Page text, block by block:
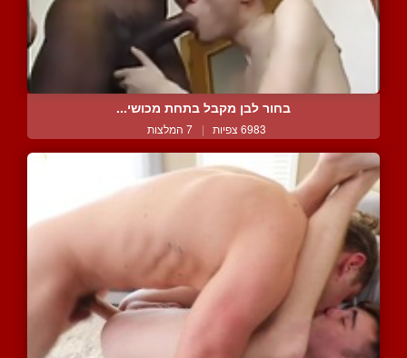
בחור לבן מקבל בתחת מכושי...
6983 צפיות | 7 המלצות